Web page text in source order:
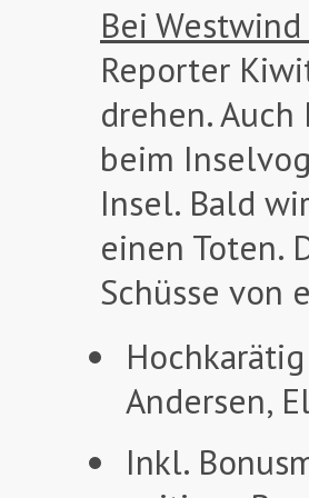
Bei
Reporter
drehen.
beim
Insel. Bald
einen Toten.
Schüsse von
Andersen,
Inkl.